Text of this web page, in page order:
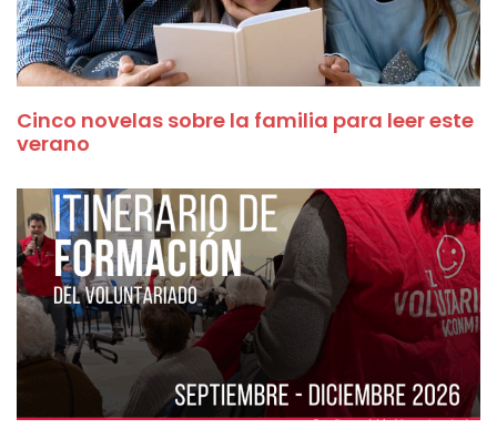
Cinco novelas sobre la familia para leer este
verano